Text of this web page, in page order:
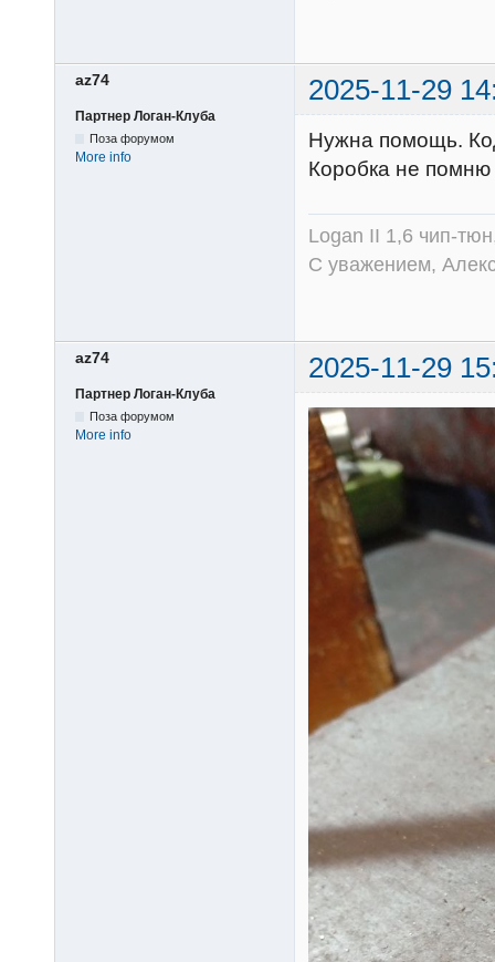
az74 2025-11-29
Партнер Логан-Клуба
Поза форумом
More info
Нужна помощь.
Коробка не
Logan II 1,6 чип-
С уважением,
az74 2025-11-29
Партнер Логан-Клуба
Поза форумом
More info